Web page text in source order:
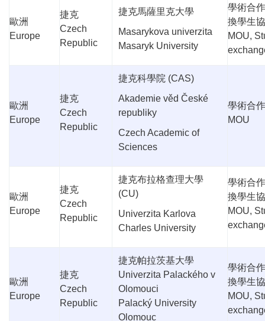
歐洲
Europe
捷克
Czech
Republic
捷克馬薩里克大學
Masarykova univerzita
Masaryk University
學術合
換學生
MOU,
歐洲
Europe
捷克
Czech
Republic
捷克科學院 (CAS)
Akademie věd České
republiky
Czech Academic of
Sciences
學術合
MOU
歐洲
Europe
捷克
Czech
Republic
捷克布拉格查理大學
(CU)
Univerzita Karlova
Charles University
學術合
換學生
MOU,
歐洲
Europe
捷克
Czech
Republic
捷克帕拉茨基大學
Univerzita Palackého v
Olomouci
Palacký University
Olomouc
學術合
換學生
MOU,